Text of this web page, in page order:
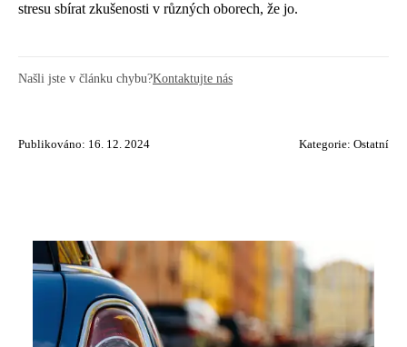
stresu sbírat zkušenosti v různých oborech, že jo.
Našli jste v článku chybu?Kontaktujte nás
Publikováno: 16. 12. 2024 Kategorie: Ostatní